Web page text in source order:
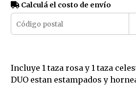
Calculá el costo de envío
Incluye 1 taza rosa y 1 taza
DUO estan estampados y